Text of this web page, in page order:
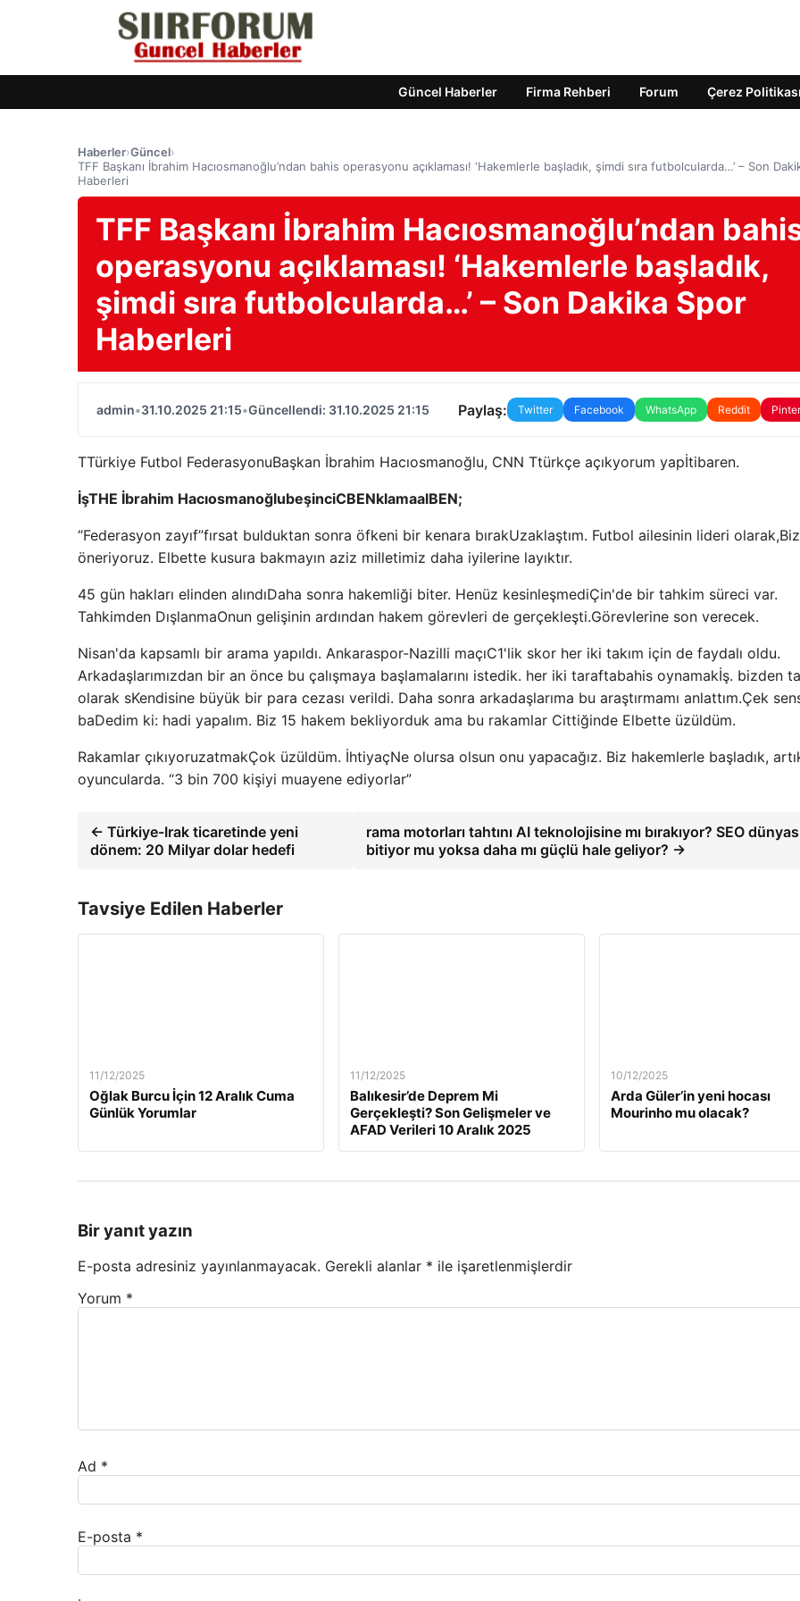
Güncel Haberler Firma Rehberi Forum Çerez Politikası
Haberler›Güncel›
TFF Başkanı İbrahim Hacıosmanoğlu’ndan bahis operasyonu açıklaması! ‘Hakemlerle başladık, şimdi sıra futbolcularda…’ – Son
Haberleri
TFF Başkanı İbrahim Hacıosmanoğlu’ndan
operasyonu açıklaması! ‘Hakemlerle başladık,
şimdi sıra futbolcularda…’ – Son Dakika Spor
Haberleri
admin•31.10.2025 21:15•Güncellendi: 31.10.2025 21:15 Paylaş: Twitter Facebook WhatsApp Reddit
TTürkiye Futbol FederasyonuBaşkan İbrahim Hacıosmanoğlu, CNN Ttürkçe açıkyorum yapİtibaren.
İşTHE İbrahim HacıosmanoğlubeşinciCBENklamaalBEN;
“Federasyon zayıf”fırsat bulduktan sonra öfkeni bir kenara bırakUzaklaştım. Futbol ailesinin lideri olarak,Biz
öneriyoruz. Elbette kusura bakmayın aziz milletimiz daha iyilerine layıktır.
45 gün hakları elinden alındıDaha sonra hakemliği biter. Henüz kesinleşmediÇin'de bir tahkim süreci var.
Tahkimden DışlanmaOnun gelişinin ardından hakem görevleri de gerçekleşti.Görevlerine son verecek.
Nisan'da kapsamlı bir arama yapıldı. Ankaraspor-Nazilli maçıC1'lik skor her iki takım için de faydalı oldu.
Arkadaşlarımızdan bir an önce bu çalışmaya başlamalarını istedik. her iki taraftabahis oynamakİş. bizden
olarak sKendisine büyük bir para cezası verildi. Daha sonra arkadaşlarıma bu araştırmamı anlattım.Çek
baDedim ki: hadi yapalım. Biz 15 hakem bekliyorduk ama bu rakamlar Cittiğinde Elbette üzüldüm.
Rakamlar çıkıyoruzatmakÇok üzüldüm. İhtiyaçNe olursa olsun onu yapacağız. Biz hakemlerle başladık,
oyuncularda. “3 bin 700 kişiyi muayene ediyorlar”
← Türkiye-Irak ticaretinde yeni
dönem: 20 Milyar dolar hedefi
rama motorları tahtını AI teknolojisine mı bırakıyor? SEO
bitiyor mu yoksa daha mı güçlü hale geliyor? →
Tavsiye Edilen Haberler
11/12/2025
Oğlak Burcu İçin 12 Aralık Cuma
Günlük Yorumlar
11/12/2025
Balıkesir’de Deprem Mi
Gerçekleşti? Son Gelişmeler ve
AFAD Verileri 10 Aralık 2025
10/12/2025
Arda Güler’in yeni hocası
Mourinho mu olacak?
Bir yanıt yazın
E-posta adresiniz yayınlanmayacak. Gerekli alanlar * ile işaretlenmişlerdir
Yorum *
Ad *
E-posta *